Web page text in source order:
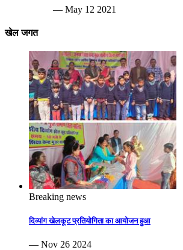
— May 12 2021
खेल जगत
Breaking news
दिव्यांग खेलकूट प्रतियोगिता का आयोजन हुआ
— Nov 26 2024